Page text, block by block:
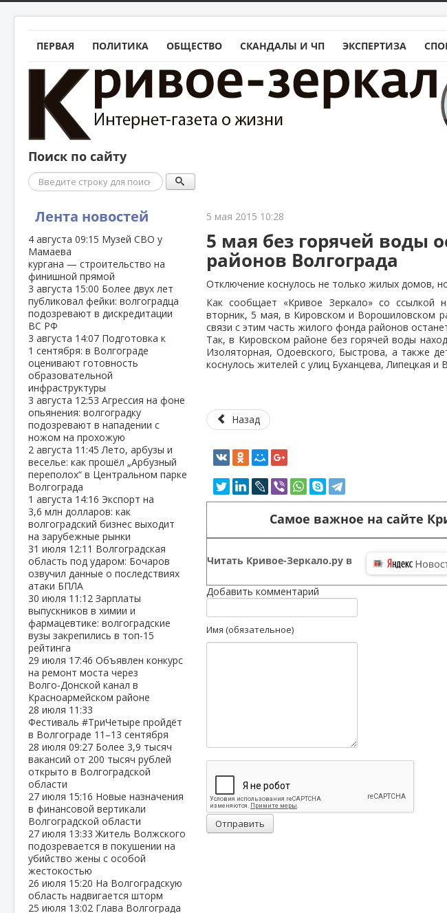
ПЕРВАЯ ПОЛИТИКА ОБЩЕСТВО СКАНДАЛЫ И ЧП ЭКСПЕРТИЗА
Поиск по сайту
Поиск
Лента новостей
4 августа 09:15 Музей СВО у
Мамаева
кургана — строительство на
финишной прямой
3 августа 15:00 Более двух лет
публиковал фейки: волгоградца
подозревают в дискредитации
ВС РФ
3 августа 14:07 Подготовка к
1 сентября: в Волгограде
оценивают готовность
образовательной
инфраструктуры
3 августа 12:53 Агрессия на фоне
опьянения: волгоградку
подозревают в нападении с
ножом на прохожую
2 августа 11:45Лето, арбузы и
веселье: как прошёл „Арбузный
переполох“ в Центральном парке
Волгограда
1 августа 14:16 Экспорт на
3,6 млн долларов: как
волгоградский бизнес выходит
на зарубежные рынки
31 июля 12:11 Волгоградская
область под ударом: Бочаров
озвучил данные о последствиях
атаки БПЛА
30 июля 11:12 Зарплаты
выпускников в химии и
фармацевтике: волгоградские
вузы закрепились в топ‑15
рейтинга
29 июля 17:46 Объявлен конкурс
на ремонт моста через
Волго‑Донской канал в
Красноармейском районе
28 июля 11:33
Фестиваль #ТриЧетыре пройдёт
в Волгограде 11–13 сентября
28 июля 09:27 Более 3,9 тысяч
вакансий от 200 тысяч рублей
открыто в Волгоградской
области
27 июля 15:16 Новые назначения
в финансовой вертикали
Волгоградской области
27 июля 13:33Житель Волжского
подозревается в покушении на
убийство жены с особой
жестокостью
26 июля 15:20 На Волгоградскую
область надвигается шторм
25 июля 13:02 Глава Волгограда
5 мая 2015 10:28
5 мая без горячей воды
районов Волгограда
Отключение коснулось не только жилых домов,
Как сообщает «Кривое Зеркало» со ссылкой
вторник, 5 мая, в Кировском и Ворошиловском
связи с этим часть жилого фонда районов
Так, в Кировском районе без горячей воды
Изоляторная, Одоевского, Быстрова, а также
коснулось жителей с улиц Буханцева, Липецкая
Назад
Самое важное на сайте
Читать Кривое-Зеркало.ру в
Добавить комментарий
Имя (обязательное)
Отправить